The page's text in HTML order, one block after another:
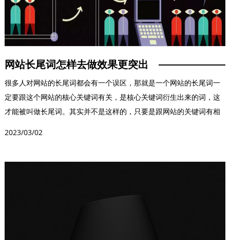
网站长尾词怎样去做效果更突出
很多人对网站的长尾词都会有一个误区，那就是一个网站的长尾词一
定要跟这个网站的核心关键词有关，是核心关键词衍生出来的词，这
才能被叫做长尾词。其实并不是这样的，只要是跟网站的关键词有相
2023/03/02